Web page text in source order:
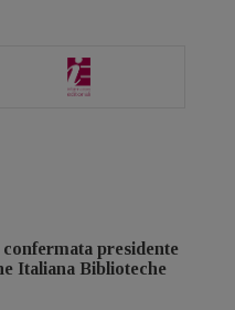
presidente
Italiana Biblioteche